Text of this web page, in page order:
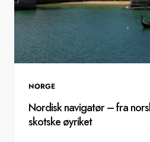
NORGE
Nordisk navigatør – fra
skotske øyriket